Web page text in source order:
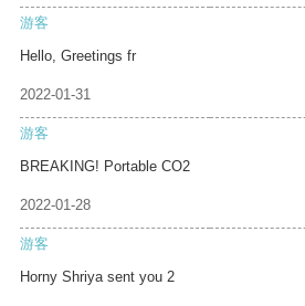
游客
Hello, Greetings fr
2022-01-31
游客
BREAKING! Portable CO2
2022-01-28
游客
Horny Shriya sent you 2